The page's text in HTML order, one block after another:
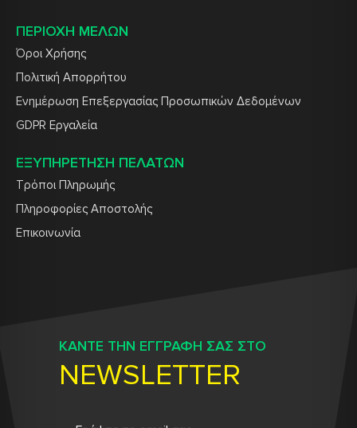
ΠΕΡΙΟΧΗ ΜΕΛΩΝ
Όροι Χρήσης
Πολιτική Απορρήτου
Ενημέρωση Επεξεργασίας Προσωπικών Δεδομένων
GDPR Εργαλεία
ΕΞΥΠΗΡΕΤΗΣΗ ΠΕΛΑΤΩΝ
Τρόποι Πληρωμής
Πληροφορίες Αποστολής
Επικοινωνία
ΚΑΝΤΕ ΤΗΝ ΕΓΓΡΑΦΗ ΣΑΣ ΣΤΟ
NEWSLETTER